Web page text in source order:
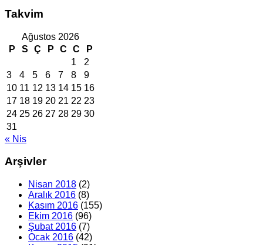
Takvim
Ağustos 2026
P
S Ç P C C
P
1
2
3
4 5 6 7 8
9
10 11 12 13 14 15 16
17 18 19 20 21 22 23
24 25 26 27 28 29 30
31
« Nis
Arşivler
Nisan 2018 (2)
Aralık 2016 (8)
Kasım 2016 (155)
Ekim 2016 (96)
Şubat 2016 (7)
Ocak 2016 (42)